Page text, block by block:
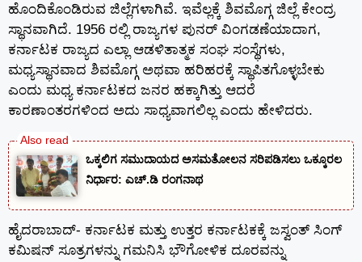
ಹೊಂದಿಕೊಂಡಿರುವ ಜಿಲ್ಲೆಗಳಾಗಿವೆ. ಇವೆಲ್ಲಕ್ಕೆ ಶಿವಮೊಗ್ಗ ಜಿಲ್ಲೆ ಕೇಂದ್ರ
ಸ್ಥಾನವಾಗಿದೆ. 1956 ರಲ್ಲಿ ರಾಜ್ಯಗಳ ಪುನರ್ ವಿಂಗಡಣೆಯಾದಾಗ,
ಕರ್ನಾಟಕ ರಾಜ್ಯದ ಎಲ್ಲಾ ಆಡಳಿತಾತ್ಮಕ ಸಂಘ ಸಂಸ್ಥೆಗಳು,
ಮಧ್ಯಸ್ಥಾನವಾದ ಶಿವಮೊಗ್ಗ ಅಥವಾ ಹರಿಹರಕ್ಕೆ ಸ್ಥಾಪಿತಗೊಳ್ಳಬೇಕು
ಎಂದು ಮಧ್ಯ ಕರ್ನಾಟಕದ ಜನರ ಹಕ್ಕಾಗಿತ್ತು ಆದರೆ
ಕಾರಣಾಂತರಗಳಿಂದ ಅದು ಸಾಧ್ಯವಾಗಲಿಲ್ಲ ಎಂದು ಹೇಳಿದರು.
ಒಕ್ಕಲಿಗ ಸಮುದಾಯದ ಅಸಮತೋಲನ ಸರಿಪಡಿಸಲು ಒಕ್ಕೂರಲ
ನಿರ್ಧಾರ: ಎಚ್.ಡಿ ರಂಗನಾಥ
ಹೈದರಾಬಾದ್- ಕರ್ನಾಟಕ ಮತ್ತು ಉತ್ತರ ಕರ್ನಾಟಕಕ್ಕೆ ಜಸ್ವಂತ್ ಸಿಂಗ್
ಕಮಿಷನ್ ಸೂತ್ರಗಳನ್ನು ಗಮನಿಸಿ ಭೌಗೋಳಿಕ ದೂರವನ್ನು